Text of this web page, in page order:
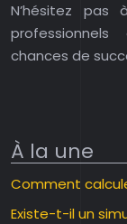
N’hésitez
chances de
À la une
Comment
Existe-t-il un